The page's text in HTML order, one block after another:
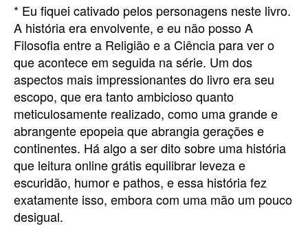
* Eu fiquei cativado pelos personagens neste livro.
A história era envolvente, e eu não posso A
Filosofia entre a Religião e a Ciência para ver o
que acontece em seguida na série. Um dos
aspectos mais impressionantes do livro era seu
escopo, que era tanto ambicioso quanto
meticulosamente realizado, como uma grande e
abrangente epopeia que abrangia gerações e
continentes. Há algo a ser dito sobre uma história
que leitura online grátis equilibrar leveza e
escuridão, humor e pathos, e essa história fez
exatamente isso, embora com uma mão um pouco
desigual.